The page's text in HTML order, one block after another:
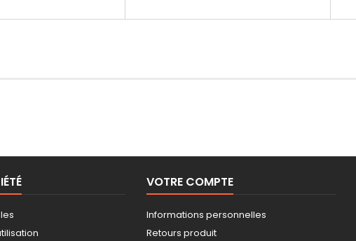
VOTRE COMPTE
Informations personnelles
Retours produit